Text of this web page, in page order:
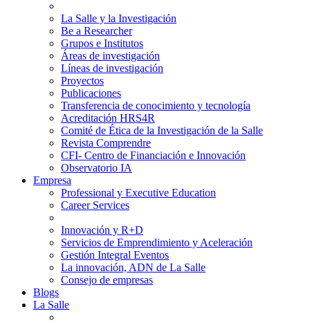
La Salle y la Investigación
Be a Researcher
Grupos e Institutos
Áreas de investigación
Líneas de investigación
Proyectos
Publicaciones
Transferencia de conocimiento y tecnología
Acreditación HRS4R
Comité de Ética de la Investigación de la Salle
Revista Comprendre
CFI- Centro de Financiación e Innovación
Observatorio IA
Empresa
Professional y Executive Education
Career Services
Innovación y R+D
Servicios de Emprendimiento y Aceleración
Gestión Integral Eventos
La innovación, ADN de La Salle
Consejo de empresas
Blogs
La Salle